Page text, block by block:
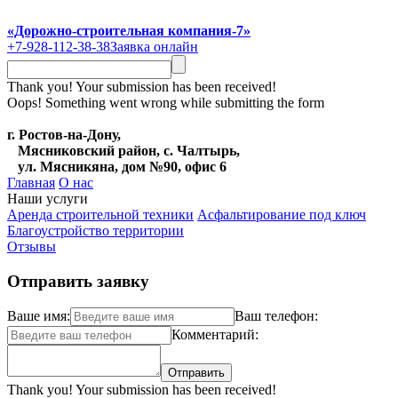
«Дорожно-строительная компания-7»
+7-928-112-38-38Заявка онлайн
Thank you! Your submission has been received!
Oops! Something went wrong while submitting the form
г. Ростов-на-Дону,
Мясниковский район, с. Чалтырь,
ул. Мясникяна, дом №90, офис 6
Главная О нас
Наши услуги
Аренда строительной техники Асфальтирование под ключ
Благоустройство территории
Отзывы
Отправить заявку
Ваше имя:
Ваш телефон:
Комментарий:
Thank you! Your submission has been received!